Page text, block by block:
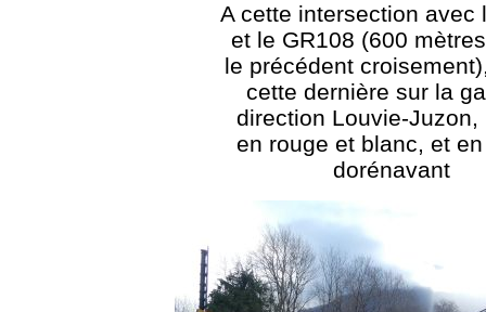
A cette intersection avec
et le GR108 (600
le précédent
cette dernière sur la
direction Louvie-Juzon,
en rouge et blanc, et
dorénavant